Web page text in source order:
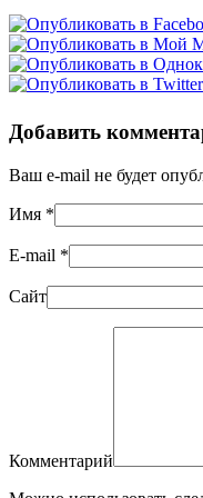
Добавить
Ваш e-mail не будет
Имя *
E-mail *
Сайт
Комментарий